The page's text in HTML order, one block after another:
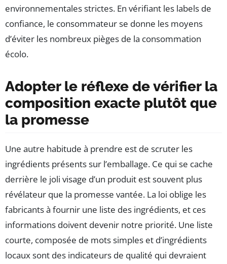
environnementales strictes. En vérifiant les labels de
confiance, le consommateur se donne les moyens
d’éviter les nombreux pièges de la consommation
écolo.
Adopter le réflexe de vérifier la
composition exacte plutôt que
la promesse
Une autre habitude à prendre est de scruter les
ingrédients présents sur l’emballage. Ce qui se cache
derrière le joli visage d’un produit est souvent plus
révélateur que la promesse vantée. La loi oblige les
fabricants à fournir une liste des ingrédients, et ces
informations doivent devenir notre priorité. Une liste
courte, composée de mots simples et d’ingrédients
locaux sont des indicateurs de qualité qui devraient